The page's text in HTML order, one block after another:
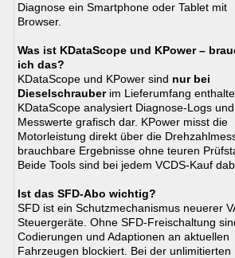
Diagnose ein Smartphone oder Tablet mit
Browser.
Was ist KDataScope und KPower –
ich das?
KDataScope und KPower sind nur bei
Dieselschrauberim Lieferumfang
KDataScope analysiert Diagnose-Logs
Messwerte grafisch dar. KPower misst die
Motorleistung direkt über die
brauchbare Ergebnisse ohne teuren
Beide Tools sind bei jedem VCDS-Kauf
Ist das SFD-Abo wichtig?
SFD ist ein Schutzmechanismus neuerer
Steuergeräte. Ohne SFD-Freischaltung
Codierungen und Adaptionen an aktuellen
Fahrzeugen blockiert. Bei der unlimitierten